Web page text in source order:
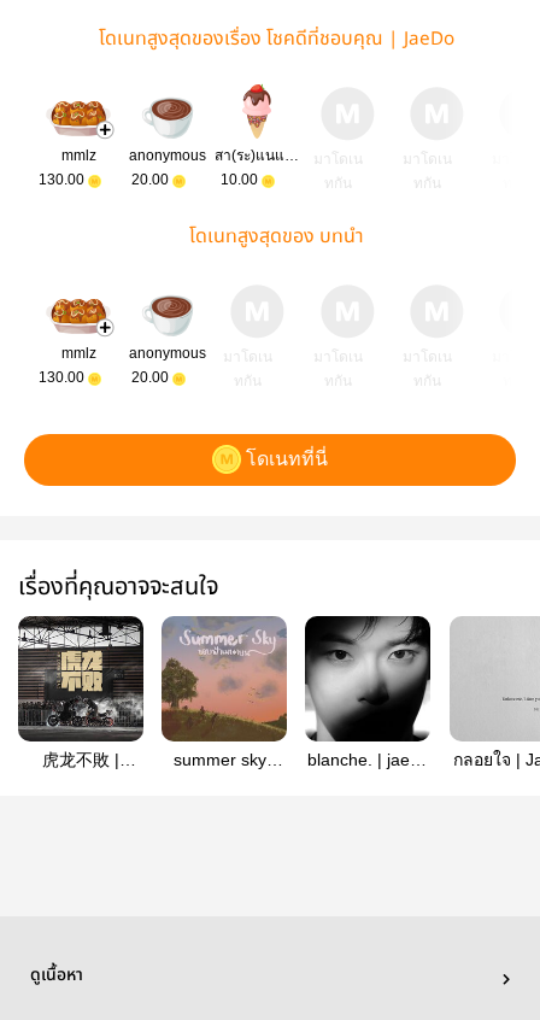
โดเนทสูงสุดของเรื่อง โชคดีที่ชอบคุณ | JaeDo
mmlz
130.00
anonymous
20.00
สา(ระ)แนแนแน
10.00
มาโดเน
ทกัน
มาโดเน
ทกัน
โดเนทสูงสุดของ บทนำ
mmlz
130.00
anonymous
20.00
มาโดเน
ทกัน
มาโดเน
ทกัน
มาโดเน
ทกัน
โดเนทที่นี่
เรื่องที่คุณอาจจะสนใจ
虎龙不敗 |
summer sky |
blanche. | jaedo
กลอยใจ |
ดูเนื้อหา